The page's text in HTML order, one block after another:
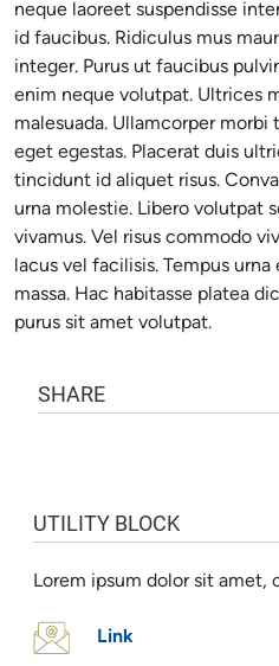
neque laoreet suspendisse
id faucibus. Ridiculus mus
integer. Purus ut faucibus
enim neque volutpat. Ultrices
malesuada. Ullamcorper morbi
eget egestas. Placerat duis
tincidunt id aliquet risus.
urna molestie. Libero volutpat
vivamus. Vel risus commodo
lacus vel facilisis. Tempus
massa. Hac habitasse platea
purus sit amet volutpat.
SHARE
UTILITY BLOCK
Lorem ipsum dolor sit
Link